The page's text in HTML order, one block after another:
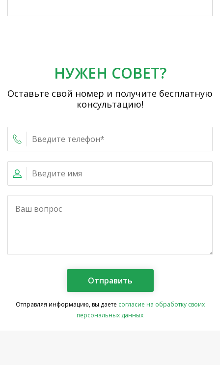
НУЖЕН СОВЕТ?
Оставьте свой номер и получите бесплатную
консультацию!
Отправляя информацию, вы даете согласие на обработку своих
персональных данных